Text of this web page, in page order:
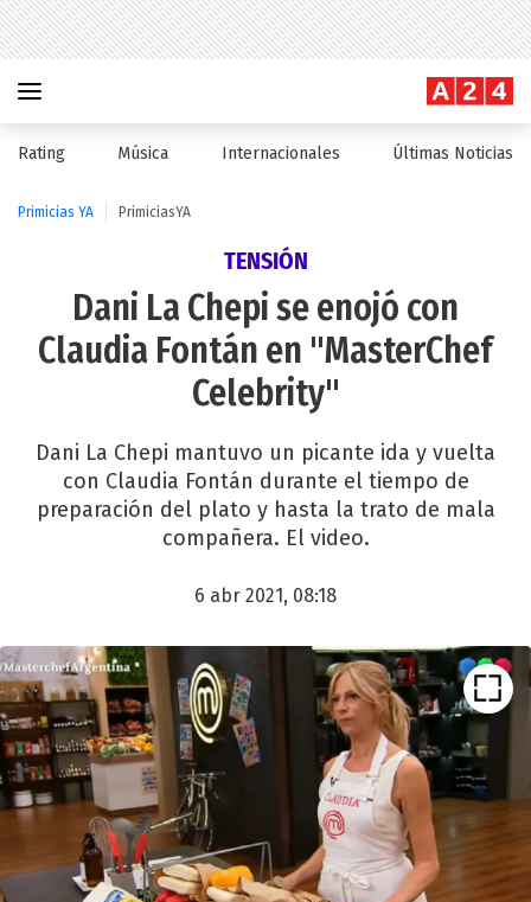
Rating Música Internacionales Últimas Noticias
Primicias YA PrimiciasYA
TENSIÓN
Dani La Chepi se enojó con
Claudia Fontán en "MasterChef
Celebrity"
Dani La Chepi mantuvo un picante ida y vuelta
con Claudia Fontán durante el tiempo de
preparación del plato y hasta la trato de mala
compañera. El video.
6 abr 2021, 08:18